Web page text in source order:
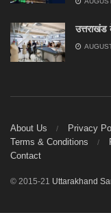
उत्तराखंड
About Us Privacy
Terms & Conditions
Contact
© 2015-21 Uttarakhand